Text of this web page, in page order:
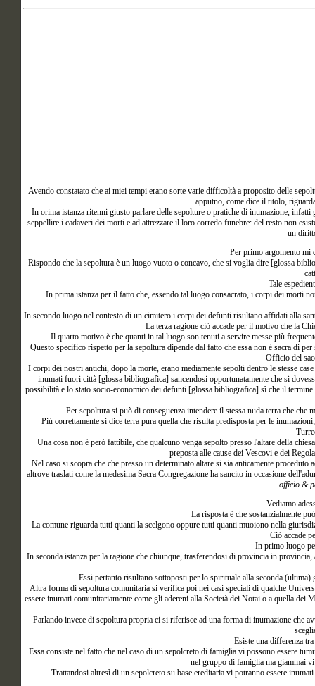
Avendo constatato che ai miei tempi erano sorte varie difficoltà a proposito delle
apputno, come dice il titolo,
In orima istanza ritenni giusto parlare delle sepolture o pratiche di inumazione,
seppellire i cadaveri dei morti e ad attrezzare il loro corredo funebre: del resto non
un
Per primo argomento mi
Rispondo che la sepoltura è un luogo vuoto o concavo, che si voglia dire [glossa
Tale
In prima istanza per il fatto che, essendo tal luogo consacrato, i corpi dei morti
In secondo luogo nel contesto di un cimitero i corpi dei defunti risultano affidati alla
La terza ragione ciò accade per il motivo che la
Il quarto motivo è che quanti in tal luogo son tenuti a servire messe più
Questo specifico rispetto per la sepoltura dipende dal fatto che essa non è sacra di
Officio del
I corpi dei nostri antichi, dopo la morte, erano mediamente sepolti dentro le stesse
inumati fuori città [glossa bibliografica] sancendosi opportunatamente che si
possibilità e lo stato socio-economico dei defunti [glossa bibliografica] sì che il
Per sepoltura si può di conseguenza intendere il stessa nuda terra che
Più correttamente si dice terra pura quella che risulta predisposta per le
Una cosa non è però fattibile, che qualcuno venga sepolto presso l'altare della
preposta alle cause dei Vescovi e dei
Nel caso si scopra che che presso un determinato altare si sia anticamente
altrove traslati come la medesima Sacra Congregazione ha sancito in occasione
officio &
Vediamo
La risposta è che sostanzialmente
La comune riguarda tutti quanti la scelgono oppure tutti quanti muoiono nella
Ciò accade
In primo luogo
In seconda istanza per la ragione che chiunque, trasferendosi di provincia in
Essi pertanto risultano sottoposti per lo spirituale alla seconda
Altra forma di sepoltura comunitaria si verifica poi nei casi speciali di qualche
essere inumati comunitariamente come gli adereni alla Società dei Notai o a quella
Parlando invece di sepoltura propria ci si riferisce ad una forma di inumazione che
Esiste una differenza
Essa consiste nel fatto che nel caso di un sepolcreto di famiglia vi possono essere
nel gruppo di famiglia ma giammai
Trattandosi altresì di un sepolcreto su base ereditaria vi potranno essere